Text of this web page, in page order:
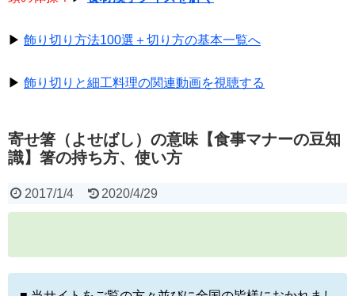
▶ 飾り切り方法100選＋切り方の基本一覧へ
▶ 飾り切りと細工料理の関連動画を視聴する
寄せ箸（よせばし）の意味【食事マナーの豆知
識】箸の持ち方、使い方
2017/1/4 2020/4/29